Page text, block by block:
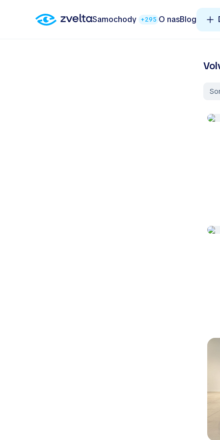
Samochody +295 O nasBlog